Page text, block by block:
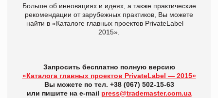
Больше об инновациях и идеях, а также практические
рекомендации от зарубежных практиков, Вы можете
найти в «Каталоге главных проектов PrivateLabel —
2015».
Запросить бесплатно полную версию
«Каталога главных проектов PrivateLabel — 2015»
Вы можете по тел. +38 (067) 502-15-63
или пишите на e-mail press@trademaster.com.ua